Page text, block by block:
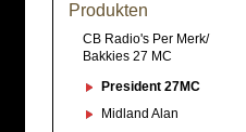
Produkten
CB Radio's Per Merk/
Bakkies 27 MC
President 27MC
Midland Alan